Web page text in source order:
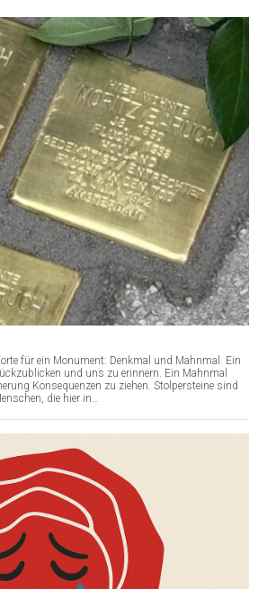
für ein Monument: Denkmal und Mahnmal. Ein
und uns zu erinnern. Ein Mahnmal
Konsequenzen zu ziehen. Stolpersteine sind
die hier in…